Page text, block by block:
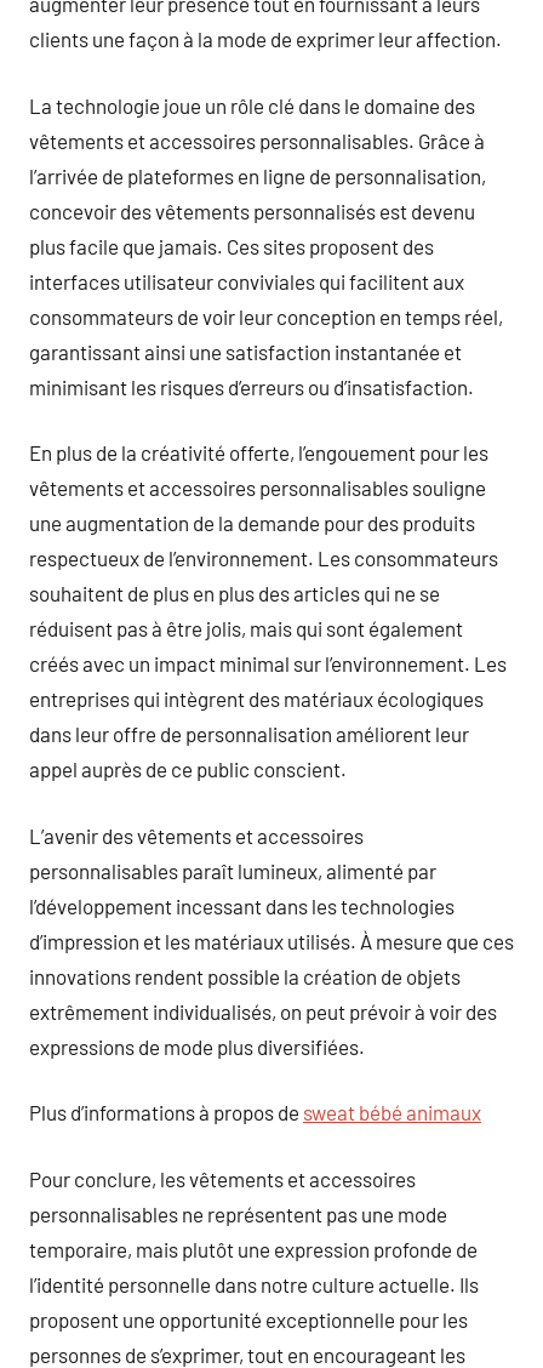
clients une façon à la mode de exprimer leur affection.
La technologie joue un rôle clé dans le domaine des
vêtements et accessoires personnalisables. Grâce à
l’arrivée de plateformes en ligne de personnalisation,
concevoir des vêtements personnalisés est devenu
plus facile que jamais. Ces sites proposent des
interfaces utilisateur conviviales qui facilitent aux
consommateurs de voir leur conception en temps réel,
garantissant ainsi une satisfaction instantanée et
minimisant les risques d’erreurs ou d’insatisfaction.
En plus de la créativité offerte, l’engouement pour les
vêtements et accessoires personnalisables souligne
une augmentation de la demande pour des produits
respectueux de l’environnement. Les consommateurs
souhaitent de plus en plus des articles qui ne se
réduisent pas à être jolis, mais qui sont également
créés avec un impact minimal sur l’environnement. Les
entreprises qui intègrent des matériaux écologiques
dans leur offre de personnalisation améliorent leur
appel auprès de ce public conscient.
L’avenir des vêtements et accessoires
personnalisables paraît lumineux, alimenté par
l’développement incessant dans les technologies
d’impression et les matériaux utilisés. À mesure que ces
innovations rendent possible la création de objets
extrêmement individualisés, on peut prévoir à voir des
expressions de mode plus diversifiées.
Plus d’informations à propos de sweat bébé animaux
Pour conclure, les vêtements et accessoires
personnalisables ne représentent pas une mode
temporaire, mais plutôt une expression profonde de
l’identité personnelle dans notre culture actuelle. Ils
proposent une opportunité exceptionnelle pour les
personnes de s’exprimer, tout en encourageant les